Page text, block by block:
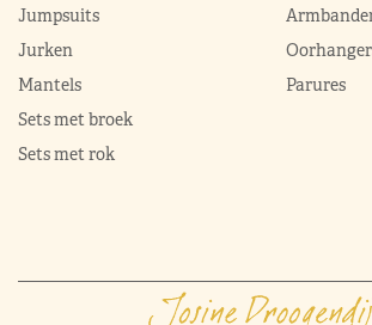
Jumpsuits
Jurken
Mantels
Sets met broek
Sets met rok
Parures